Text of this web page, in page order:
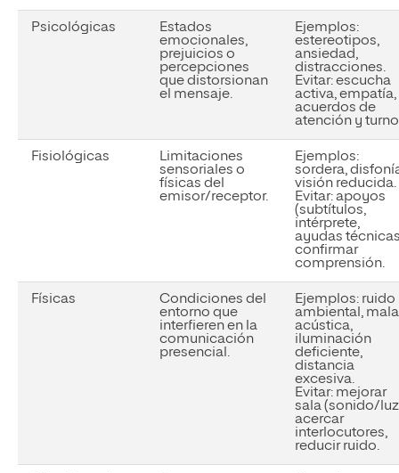
Psicológicas
Estados
emocionales,
prejuicios o
percepciones
que distorsionan
el mensaje.
Ejemplos:
estereotipos,
ansiedad,
distracciones.
Evitar:escucha
activa, empatía,
acuerdos de
atención y
Fisiológicas
Limitaciones
sensoriales o
físicas del
emisor/receptor.
Ejemplos:
sordera,
visión reducida.
Evitar:apoyos
(subtítulos,
intérprete,
ayudas
confirmar
comprensión.
Físicas
Condiciones del
entorno que
interfieren en la
comunicación
presencial.
Ejemplos: ruido
ambiental, mala
acústica,
iluminación
deficiente,
distancia
excesiva.
Evitar: mejorar
sala (sonido/
acercar
interlocutores,
reducir ruido.